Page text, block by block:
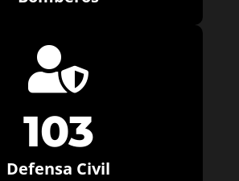

103
Defensa Civil